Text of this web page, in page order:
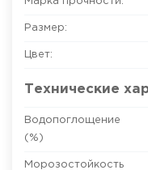
Размер:
Цвет:
Технические
Водопоглощение
(%)
Морозостойкость